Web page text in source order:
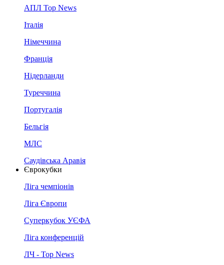
АПЛ Top News
Італія
Німеччина
Франція
Нідерланди
Туреччина
Португалія
Бельгія
МЛС
Саудівська Аравія
Єврокубки
Ліга чемпіонів
Ліга Європи
Суперкубок УЄФА
Ліга конференцій
ЛЧ - Top News